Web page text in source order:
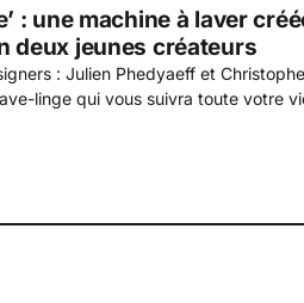
: une machine à laver
deux jeunes créateurs
: Julien Phedyaeff et
linge qui vous suivra toute votre